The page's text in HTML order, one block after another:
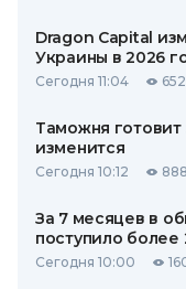
Dragon Capital
Украины в 2026
Сегодня 11:04 652
Таможня готовит
изменится
Сегодня 10:12 888
За 7 месяцев в
поступило более
Сегодня 10:00